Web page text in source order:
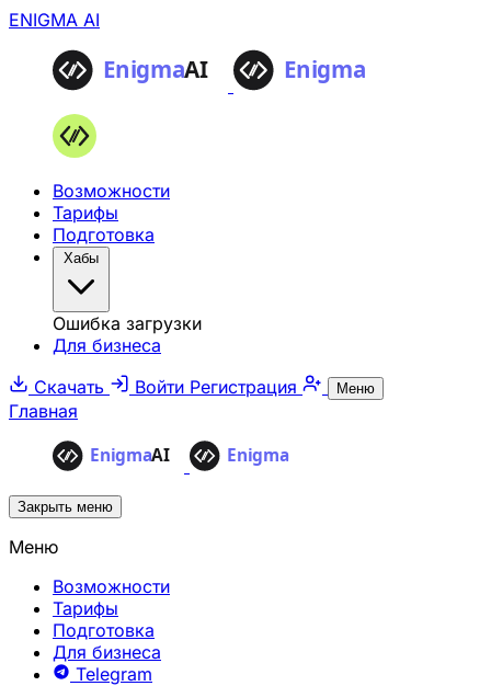
ENIGMA AI
Возможности
Тарифы
Подготовка
Хабы
Ошибка загрузки
Для бизнеса
Скачать
Войти Регистрация Меню
Главная
Закрыть меню
Меню
Возможности
Тарифы
Подготовка
Для бизнеса
Telegram